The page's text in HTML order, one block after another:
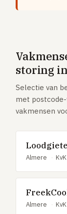
ELEKTRA
Groepenkast
Elektra uitbreiden
Volledig
Tools
GRATIS TOOLS
storing
Selectie van
met
vakmensen
Almere ·
Almere ·